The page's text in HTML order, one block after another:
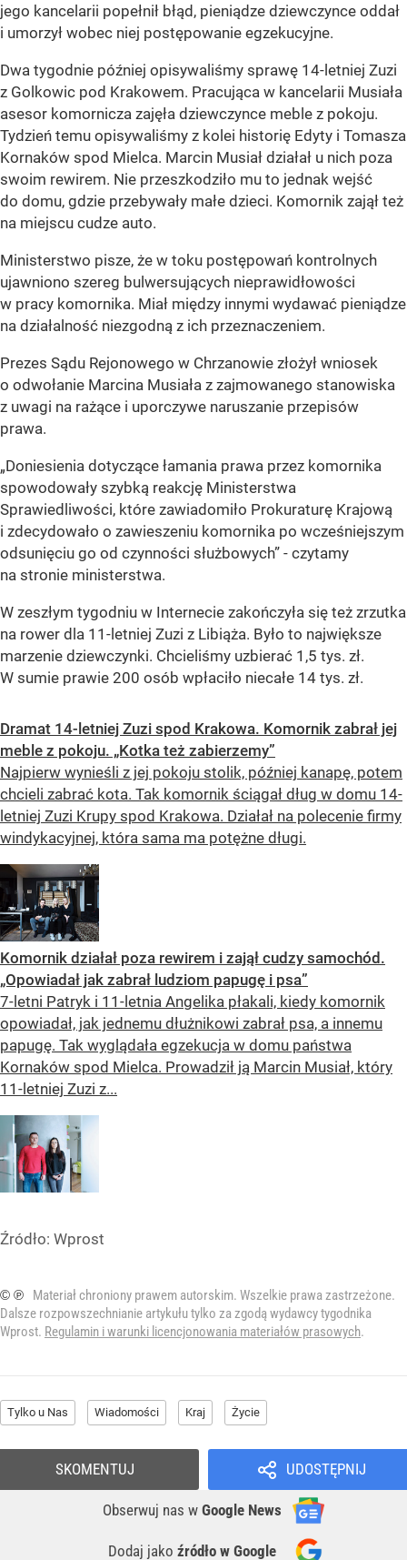
jego kancelarii popełnił błąd, pieniądze dziewczynce oddał
i umorzył wobec niej postępowanie egzekucyjne.
Dwa tygodnie później opisywaliśmy sprawę 14-letniej Zuzi
z Golkowic pod Krakowem. Pracująca w kancelarii Musiała
asesor komornicza zajęła dziewczynce meble z pokoju.
Tydzień temu opisywaliśmy z kolei historię Edyty i Tomasza
Kornaków spod Mielca. Marcin Musiał działał u nich poza
swoim rewirem. Nie przeszkodziło mu to jednak wejść
do domu, gdzie przebywały małe dzieci. Komornik zajął też
na miejscu cudze auto.
Ministerstwo pisze, że w toku postępowań kontrolnych
ujawniono szereg bulwersujących nieprawidłowości
w pracy komornika. Miał między innymi wydawać pieniądze
na działalność niezgodną z ich przeznaczeniem.
Prezes Sądu Rejonowego w Chrzanowie złożył wniosek
o odwołanie Marcina Musiała z zajmowanego stanowiska
z uwagi na rażące i uporczywe naruszanie przepisów
prawa.
„Doniesienia dotyczące łamania prawa przez komornika
spowodowały szybką reakcję Ministerstwa
Sprawiedliwości, które zawiadomiło Prokuraturę Krajową
i zdecydowało o zawieszeniu komornika po wcześniejszym
odsunięciu go od czynności służbowych” - czytamy
na stronie ministerstwa.
W zeszłym tygodniu w Internecie zakończyła się też zrzutka
na rower dla 11-letniej Zuzi z Libiąża. Było to największe
marzenie dziewczynki. Chcieliśmy uzbierać 1,5 tys. zł.
W sumie prawie 200 osób wpłaciło niecałe 14 tys. zł.
Dramat 14-letniej Zuzi spod Krakowa. Komornik zabrał jej
meble z pokoju. „Kotka też zabierzemy”
Najpierw wynieśli z jej pokoju stolik, później kanapę, potem
chcieli zabrać kota. Tak komornik ściągał dług w domu 14-
letniej Zuzi Krupy spod Krakowa. Działał na polecenie firmy
windykacyjnej, która sama ma potężne długi.
Komornik działał poza rewirem i zajął cudzy samochód.
„Opowiadał jak zabrał ludziom papugę i psa”
7-letni Patryk i 11-letnia Angelika płakali, kiedy komornik
opowiadał, jak jednemu dłużnikowi zabrał psa, a innemu
papugę. Tak wyglądała egzekucja w domu państwa
Kornaków spod Mielca. Prowadził ją Marcin Musiał, który
11-letniej Zuzi z...
Źródło: Wprost
© ℗
Materiał chroniony prawem autorskim. Wszelkie prawa zastrzeżone.
Dalsze rozpowszechnianie artykułu tylko za zgodą wydawcy tygodnika
Wprost. Regulamin i warunki licencjonowania materiałów prasowych.
Tylko u Nas Wiadomości Kraj Życie
UDOSTĘPNIJ
Obserwuj nas w Google News
Dodaj jako źródło w Google
SKOMENTUJ